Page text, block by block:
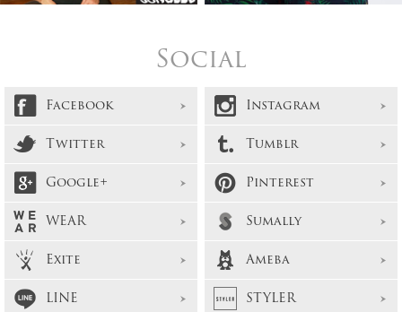
Social
Facebook
Instagram
Twitter
Tumblr
Google+
Pinterest
WEAR
Sumally
Exite
Ameba
LINE
STYLER